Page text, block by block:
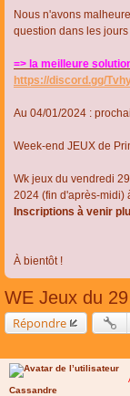
Nous n'avons
question dans les
=> la meilleure
https://discord.gg/
Au 04/01/2024 :
Week-end JEUX de
Wk jeux du vendredi
2024 (fin d'après-midi)
Inscriptions à venir
À bientôt !
WE Jeux du
Répondre
Cassandre